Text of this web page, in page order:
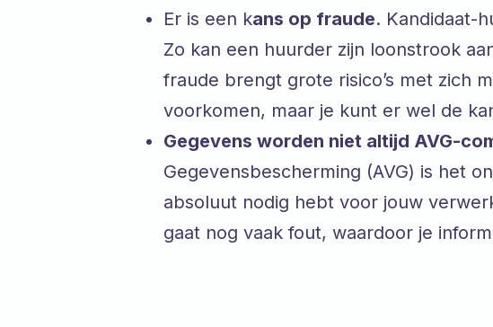
Er is een kans op fraude. Kandidaat-
Zo kan een huurder zijn loonstrook
fraude brengt grote risico’s met zich
voorkomen, maar je kunt er wel de
Gegevens worden niet altijd AVG-
Gegevensbescherming (AVG) is het
absoluut nodig hebt voor jouw
gaat nog vaak fout, waardoor je